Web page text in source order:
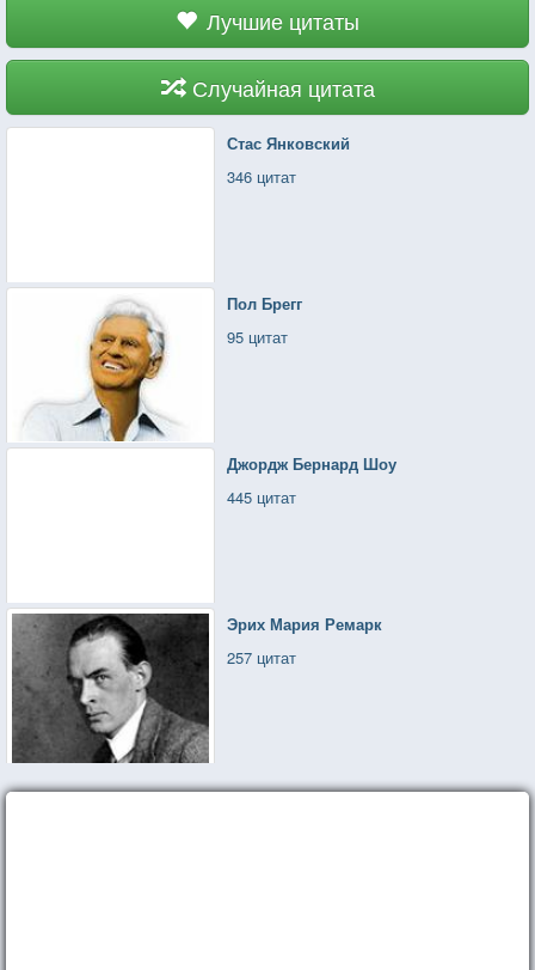
Лучшие цитаты
Случайная цитата
Стас Янковский
346 цитат
Пол Брегг
95 цитат
Джордж Бернард Шоу
445 цитат
Эрих Мария Ремарк
257 цитат